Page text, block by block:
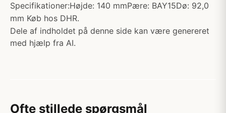
Specifikationer:Højde: 140 mmPære: BAY15Dø: 92,0
mm Køb hos DHR.
Dele af indholdet på denne side kan være genereret
med hjælp fra AI.
Ofte stillede spørgsmål